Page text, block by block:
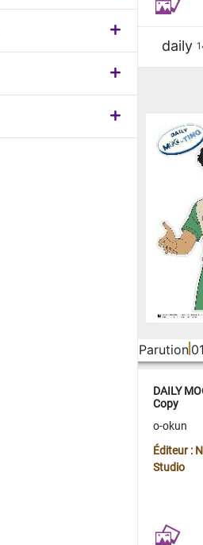
daily
Parution
DAILY
Copy
o-okun
Éditeur :
Studio